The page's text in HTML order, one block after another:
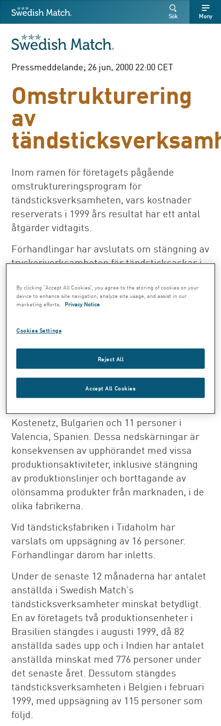
Sök
Fritext
Fritext SÖK
Swedish Match Meny
Sök
Pressmeddelande; 26 jun, 2000 22:00 CET
Omstrukturering
av
Inom ramen för företagets pågående
omstruktureringsprogram för
tändsticksverksamheten, vars kostnader
reserverats i 1999 års resultat har ett antal
åtgärder vidtagits.
Förhandlingar har avslutats om stängning av
tryckeriverksamheten för tändsticksaskar i
personer sägs upp. Tryckeriverksamheten
kommer att koncentreras till Vetlanda, vilket
detta år. Som ett resultat av denna
förändring kommer 12 nya arbetstillfällen
att skapas i Vetlanda.
Den totala arbetsstyrkan kommer att
minska med ytterligare 135 personer, varav
Kostenetz, Bulgarien och 11 personer i
Valencia, Spanien. Dessa nedskärningar är
konsekvensen av upphörandet med vissa
produktionsaktiviteter, inklusive stängning
av produktionslinjer och borttagande av
olönsamma produkter från marknaden, i de
olika fabrikerna.
Vid tändsticksfabriken i Tidaholm har
varslats om uppsägning av 16 personer.
Förhandlingar därom har inletts.
Under de senaste 12 månaderna har antalet
anställda i Swedish Match’s
tändsticksverksamheter minskat betydligt.
En av företagets två produktionsenheter i
Brasilien stängdes i augusti 1999, då 82
anställda sades upp och i Indien har antalet
anställda minskat med 776 personer under
det senaste året. Dessutom stängdes
tändsticksverksamheten i Belgien i februari
1999, med uppsägning av 115 personer som
följd.
By clicking “Accept All Cookies”, you agree to the storing of cookies on your
device to enhance site navigation, analyze site usage, and assist in our
marketing efforts.
Privacy Notice
Cookies Settings
Reject All
Accept All Cookies